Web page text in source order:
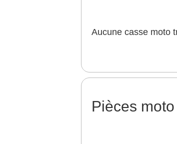
Aucune casse moto
Pièces